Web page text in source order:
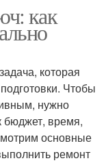
как
которая
Чтобы
нужно
бюджет, время,
основные
ремонт